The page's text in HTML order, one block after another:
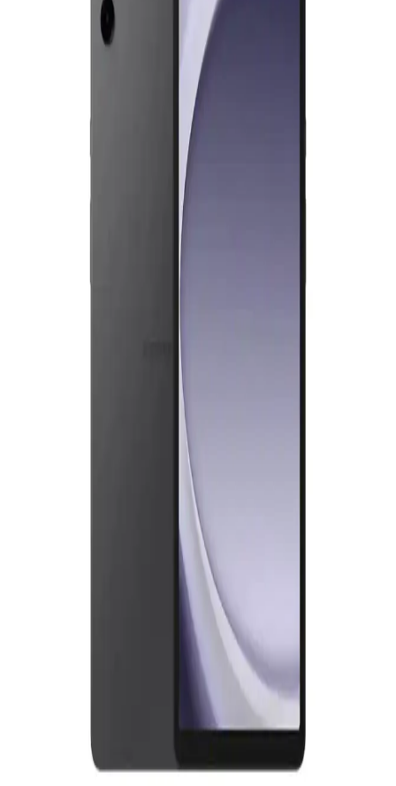
Samsung Galaxy Tab S9, Wi-Fi ve çeşitli depolama seçenekleriyle
günlük kullanım, iş ve eğlence ihtiyaçlarına uygun, yüksek
performanslı ve pratik bir tablet deneyimi sunar.
Galaxy Tab A9 ve S6 Lite: Temel Özelliklerin
Karşılaştırması ve Kullanıcı Tavsiyeleri
Galaxy Tab A9 ve S6 Lite modellerinin tasarım, performans,
depolama ve yazılım özellikleri karşılaştırmasıyla, kullanıcıların
ihtiyaçlarına uygun seçim yapmasına yardımcı olacak bilgiler
Samsung A9 Plus ve S9 FE Tablet Modellerinin
Samsung A9 Plus ve S9 FE tablet modellerinin özellikleri,
Samsung Galaxy S7 FE ve Benzer Tablet Modelleri
Samsung Galaxy S7 FE, geniş ekranı ve uzun pil ömrüyle öne çıkan
uygun fiyatlı tablet modelidir. 12.4 inç ekran, 45W hızlı şarj ve
yüksek depolama kapasitesiyle günlük kullanım için ideal.
12 İnç Tabletlerde Samsung ve Xiaomi
Karşılaştırması: Tasarım, Performans ve Fiyat
Samsung ve Xiaomi'nin 12 inç tablet modellerini tasarım,
performans ve fiyat açısından karşılaştırıyoruz. Hangi model
ihtiyaçlarınıza uygun, detaylar burada.
Samsung Tabletler: Günlük İş ve Eğlence İçin Güçlü
Samsung tabletler, yüksek çözünürlük, güçlü işlemci ve uzun pil
ömrü ile günlük iş ve eğlence ihtiyaçlarını karşılayan pratik cihazlar.
Samsung Galaxy Tabletler Uygun Fiyat ve
Performans Dengesi Sunuyor
Samsung Galaxy tabletler uygun fiyat ve iyi performansıyla günlük
ihtiyaçları karşılayan çeşitli modellerle kullanıcıların beğenisini